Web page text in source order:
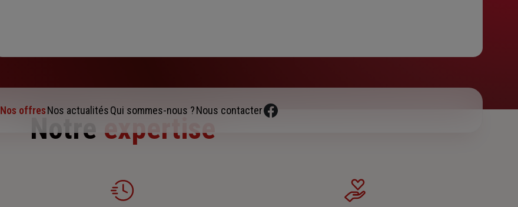
Nos offresNos actualitésQui sommes-nous ?Nous contacter
Notre expertise